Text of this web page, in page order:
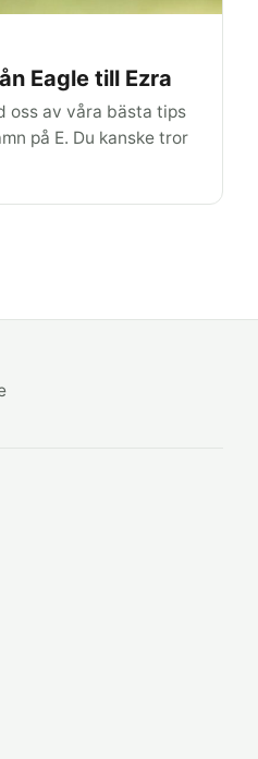
Eagle till Ezra
oss av våra bästa tips
på E. Du kanske tror